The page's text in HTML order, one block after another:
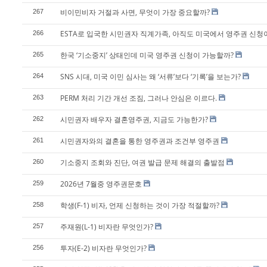
267 비이민비자 거절과 사면, 무엇이 가장 중요할까?
266 ESTA로 입국한 시민권자 직계가족, 아직도 미국에서 영주권 신청
265 한국 ‘기소중지’ 상태인데 미국 영주권 신청이 가능할까?
264 SNS 시대, 미국 이민 심사는 왜 ‘서류’보다 ‘기록’을 보는가?
263 PERM 처리 기간 개선 조짐, 그러나 안심은 이르다.
262 시민권자 배우자 결혼영주권, 지금도 가능한가?
261 시민권자와의 결혼을 통한 영주권과 조건부 영주권
260 기소중지 조회와 진단, 여권 발급 문제 해결의 출발점
259 2026년 7월중 영주권문호
258 학생(F-1) 비자, 언제 신청하는 것이 가장 적절할까?
257 주재원(L-1) 비자란 무엇인가?
256 투자(E-2) 비자란 무엇인가?